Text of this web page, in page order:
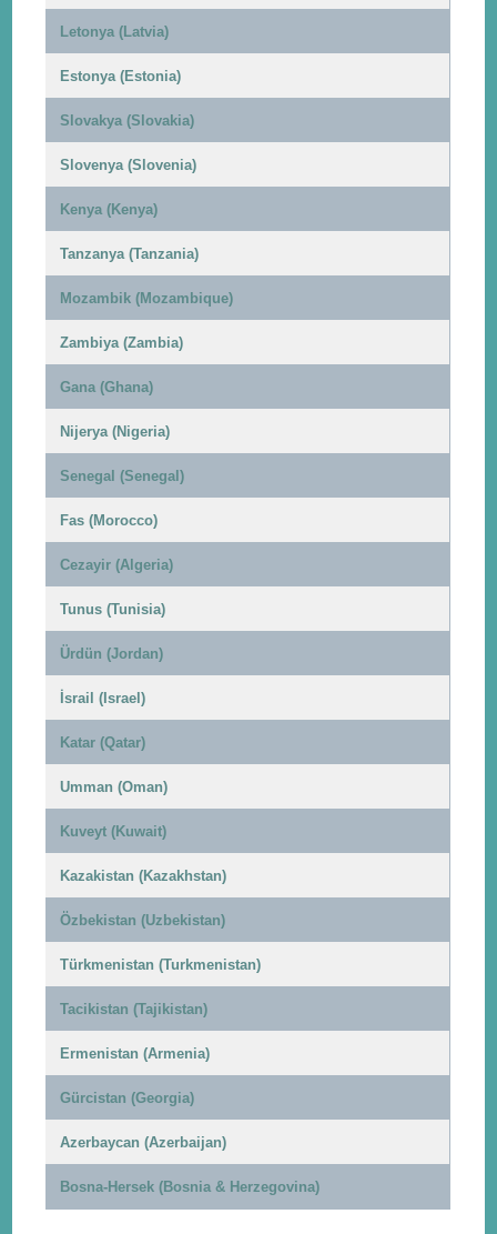
Letonya (Latvia)
Estonya (Estonia)
Slovakya (Slovakia)
Slovenya (Slovenia)
Kenya (Kenya)
Tanzanya (Tanzania)
Mozambik (Mozambique)
Zambiya (Zambia)
Gana (Ghana)
Nijerya (Nigeria)
Senegal (Senegal)
Fas (Morocco)
Cezayir (Algeria)
Tunus (Tunisia)
Ürdün (Jordan)
İsrail (Israel)
Katar (Qatar)
Umman (Oman)
Kuveyt (Kuwait)
Kazakistan (Kazakhstan)
Özbekistan (Uzbekistan)
Türkmenistan (Turkmenistan)
Tacikistan (Tajikistan)
Ermenistan (Armenia)
Gürcistan (Georgia)
Azerbaycan (Azerbaijan)
Bosna-Hersek (Bosnia & Herzegovina)